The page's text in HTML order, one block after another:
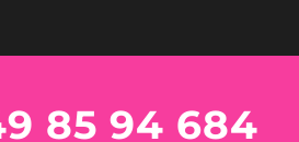
85 94 684